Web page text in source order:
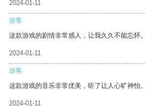
2024-01-11
游客
这款游戏的剧情非常感人，让我久久不能忘怀。
2024-01-11
游客
这款游戏的音乐非常优美，听了让人心旷神怡。
2024-01-11